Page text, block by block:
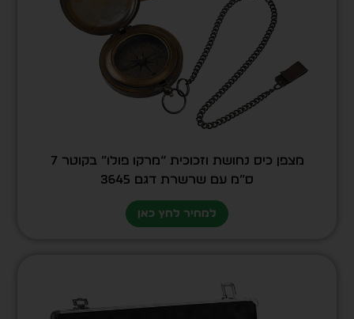
מצפן כיס נחושת וזכוכית “מרקו פולו” בקוטר 7
ס”מ עם שרשרת דגם 3645
למחיר לחץ כאן